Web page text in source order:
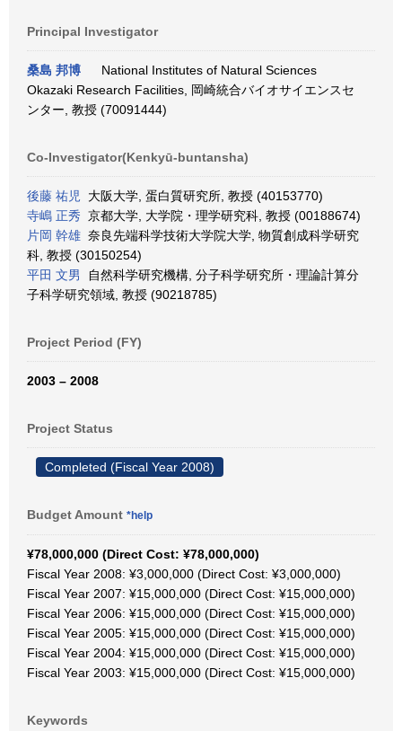
Principal Investigator
桑島 邦博
National Institutes of Natural Sciences
Okazaki Research Facilities, 岡崎統合バイオサイエンスセ
ンター, 教授 (70091444)
Co-Investigator(Kenkyū-buntansha)
後藤 祐児
大阪大学, 蛋白質研究所, 教授 (40153770)
寺嶋 正秀 京都大学, 大学院・理学研究科, 教授 (00188674)
片岡 幹雄 奈良先端科学技術大学院大学, 物質創成科学研究
科, 教授 (30150254)
平田 文男
自然科学研究機構, 分子科学研究所・理論計算分
子科学研究領域, 教授 (90218785)
Project Period (FY)
2003 – 2008
Project Status
Completed (Fiscal Year 2008)
Budget Amount *help
¥78,000,000 (Direct Cost: ¥78,000,000)
Fiscal Year 2008: ¥3,000,000 (Direct Cost: ¥3,000,000)
Fiscal Year 2007: ¥15,000,000 (Direct Cost: ¥15,000,000)
Fiscal Year 2006: ¥15,000,000 (Direct Cost: ¥15,000,000)
Fiscal Year 2005: ¥15,000,000 (Direct Cost: ¥15,000,000)
Fiscal Year 2004: ¥15,000,000 (Direct Cost: ¥15,000,000)
Fiscal Year 2003: ¥15,000,000 (Direct Cost: ¥15,000,000)
Keywords